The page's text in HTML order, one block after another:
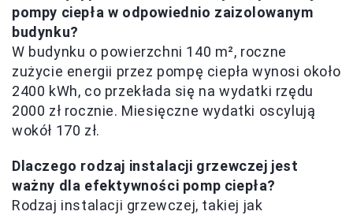
pompy ciepła w odpowiednio zaizolowanym
budynku?
W budynku o powierzchni 140 m², roczne
zużycie energii przez pompę ciepła wynosi około
2400 kWh, co przekłada się na wydatki rzędu
2000 zł rocznie. Miesięczne wydatki oscylują
wokół 170 zł.
Dlaczego rodzaj instalacji grzewczej jest
ważny dla efektywności pomp ciepła?
Rodzaj instalacji grzewczej, takiej jak